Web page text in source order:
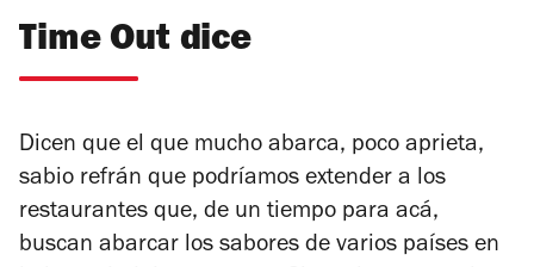
Time Out dice
Dicen que el que mucho abarca, poco aprieta,
sabio refrán que podríamos extender a los
restaurantes que, de un tiempo para acá,
buscan abarcar los sabores de varios países en